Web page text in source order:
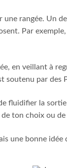
une rangée. Un
Par
en veillant à
par des
fluidifier la
ton choix ou
une bonne